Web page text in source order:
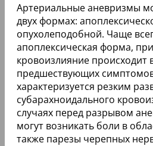
Артериальные аневризмы
двух формах:
опухолеподобной. Чаще
апоплексическая форма,
кровоизлияние происходит
предшествующих
характеризуется резким
субарахноидального
случаях перед разрывом
могут возникать боли в
также парезы черепных